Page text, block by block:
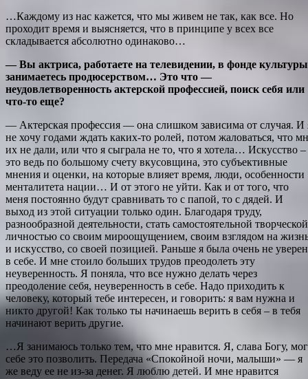
…Каждому из нас кажется, что мы живем не так, как все. Но
проходит время и выясняется, что в принципе у всех все
складывается абсолютно одинаково…
— Вы актриса, работаете на телевидении, в фонде
занимаетесь продюсерством… Это что —
неудовлетворенность актерской профессией, поиск себя или
что-то еще?
— Актерская профессия — она слишком зависима от случая. И
не хочу годами ждать каких-то ролей, потом жаловаться, что
их не дали, или что я сыграла не то, что я хотела… Искусство –
это ведь по большому счету вкусовщина, это субъективные
мнения и оценки, на которые влияет время, люди, особенности
менталитета нации… И от этого не уйти. Как и от того, что
меня постоянно будут сравнивать то с папой, то с дядей. И
выход из этой ситуации только один. Благодаря труду,
разнообразной деятельности, стать самостоятельной творческой
личностью со своим мироощущением, своим взглядом на
и искусство, со своей позицией. Раньше я была очень не
в себе. И мне стоило больших трудов преодолеть эту
неуверенность. Я поняла, что все нужно делать через
преодоление себя, неуверенность в себе. Надо приходить к
человеку, который тебе интересен, и говорить: я вам нужна и
никто другой! Как только ты начинаешь верить в себя – в тебя
начинают верить другие.
…Я занимаюсь только тем, что мне нравится. Я, слава Богу,
себе это позволить. Передача «Спокойной ночи, малыши» — я
же веду ее не из-за денег. Я люблю детей. И мне нравится